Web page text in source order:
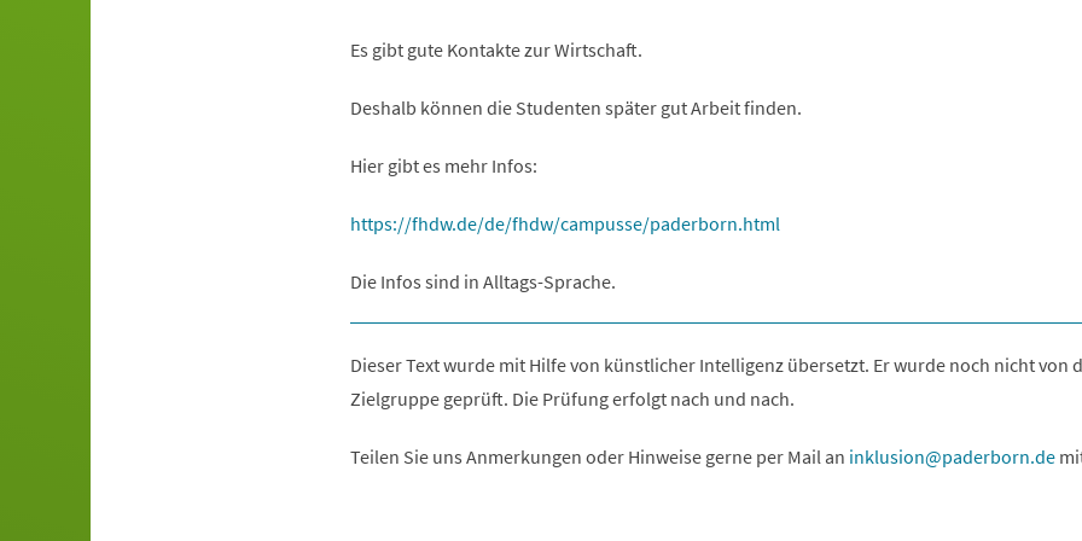
Es gibt gute Kontakte zur Wirtschaft.
Deshalb können die Studenten später gut Arbeit finden.
Hier gibt es mehr Infos:
https://fhdw.de/de/fhdw/campusse/paderborn.html
Die Infos sind in Alltags-Sprache.
Dieser Text wurde mit Hilfe von künstlicher Intelligenz übersetzt. Er wurde noch nicht von
Zielgruppe geprüft. Die Prüfung erfolgt nach und nach.
Teilen Sie uns Anmerkungen oder Hinweise gerne per Mail an inklusion paderborn de